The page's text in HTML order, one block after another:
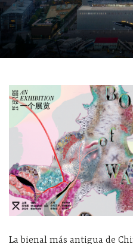
La bienal más antigua de